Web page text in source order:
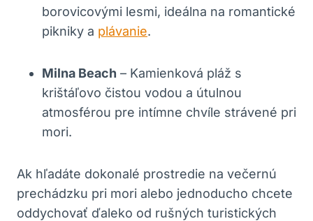
borovicovými lesmi, ideálna na romantické
pikniky a plávanie.
Milna Beach – Kamienková pláž s
krištáľovo čistou vodou a útulnou
atmosférou pre intímne chvíle strávené pri
mori.
Ak hľadáte dokonalé prostredie na večernú
prechádzku pri mori alebo jednoducho chcete
oddychovať ďaleko od rušných turistických